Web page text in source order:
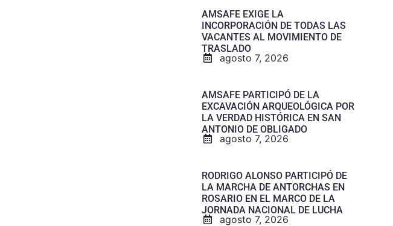
AMSAFE EXIGE LA
INCORPORACIÓN DE TODAS LAS
VACANTES AL MOVIMIENTO DE
TRASLADO
agosto 7, 2026
AMSAFE PARTICIPÓ DE LA
EXCAVACIÓN ARQUEOLÓGICA POR
LA VERDAD HISTÓRICA EN SAN
ANTONIO DE OBLIGADO
agosto 7, 2026
RODRIGO ALONSO PARTICIPÓ DE
LA MARCHA DE ANTORCHAS EN
ROSARIO EN EL MARCO DE LA
JORNADA NACIONAL DE LUCHA
agosto 7, 2026